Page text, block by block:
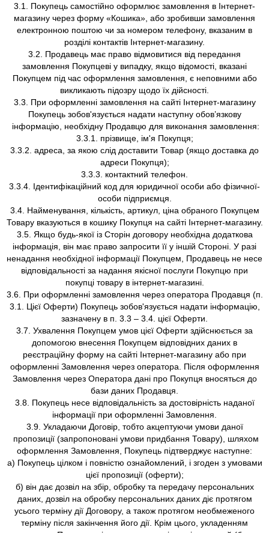
3.1. Покупець самостійно оформлює замовлення в Інтернет-
магазину через форму «Кошика», або зробивши замовлення
електронною поштою чи за номером телефону, вказаним в
розділі контактів Інтернет-магазину.
3.2. Продавець має право відмовитися від передання
замовлення Покупцеві у випадку, якщо відомості, вказані
Покупцем під час оформлення замовлення, є неповними або
викликають підозру щодо їх дійсності.
3.3. При оформленні замовлення на сайті Інтернет-магазину
Покупець зобов'язується надати наступну обов’язкову
інформацію, необхідну Продавцю для виконання замовлення:
3.3.1. прізвище, ім'я Покупця;
3.3.2. адреса, за якою слід доставити Товар (якщо доставка до
адреси Покупця);
3.3.3. контактний телефон.
3.3.4. Ідентифікаційний код для юридичної особи або фізичної-
особи підприємця.
3.4. Найменування, кількість, артикул, ціна обраного Покупцем
Товару вказуються в кошику Покупця на сайті Інтернет-магазину.
3.5. Якщо будь-якої із Сторін договору необхідна додаткова
інформація, він має право запросити її у іншій Стороні. У разі
ненадання необхідної інформації Покупцем, Продавець не несе
відповідальності за надання якісної послуги Покупцю при
покупці товару в інтернет-магазині.
3.6. При оформленні замовлення через оператора Продавця (п.
3.1. Цієї Оферти) Покупець зобов'язується надати інформацію,
зазначену в п. 3.3 – 3.4. цієї Оферти.
3.7. Ухвалення Покупцем умов цієї Оферти здійснюється за
допомогою внесення Покупцем відповідних даних в
реєстраційну форму на сайті Інтернет-магазину або при
оформленні Замовлення через оператора. Після оформлення
Замовлення через Оператора дані про Покупця вносяться до
бази даних Продавця.
3.8. Покупець несе відповідальність за достовірність наданої
інформації при оформленні Замовлення.
3.9. Укладаючи Договір, тобто акцептуючи умови даної
пропозиції (запропоновані умови придбання Товару), шляхом
оформлення Замовлення, Покупець підтверджує наступне:
а) Покупець цілком і повністю ознайомлений, і згоден з умовами
цієї пропозиції (оферти);
б) він дає дозвіл на збір, обробку та передачу персональних
даних, дозвіл на обробку персональних даних діє протягом
усього терміну дії Договору, а також протягом необмеженого
терміну після закінчення його дії. Крім цього, укладенням